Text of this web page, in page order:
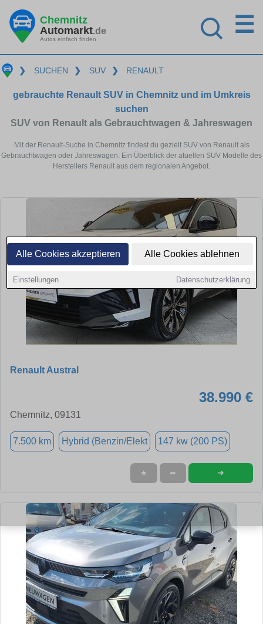
Alle Cookies akzeptieren Alle Cookies ablehnen
Einstellungen Datenschutzerklärung
Chemnitz
Automarkt.de
Autos einfach finden
☰
❯ SUCHEN ❯ SUV ❯ RENAULT
gebrauchte Renault SUV in Chemnitz und im Umkreis
suchen
SUV von Renault als Gebrauchtwagen & Jahreswagen
Mit der Renault-Suche in Chemnitz findest du gezielt SUV von Renault als
Gebrauchtwagen oder Jahreswagen. Ein Überblick der atuellen SUV Modelle des
Herstellers Renault aus dem regionalen Angebot.
Renault Austral
38.990 €
Chemnitz, 09131
7.500 km Hybrid (Benzin/Elekt 147 kw (200 PS)
★ ➦ ➜